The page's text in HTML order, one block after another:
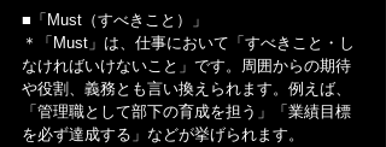
■「Must（すべきこと）」
＊「Must」は、仕事において「すべきこと・し
なければいけないこと」です。周囲からの期待
や役割、義務とも言い換えられます。例えば、
「管理職として部下の育成を担う」「業績目標
を必ず達成する」などが挙げられます。